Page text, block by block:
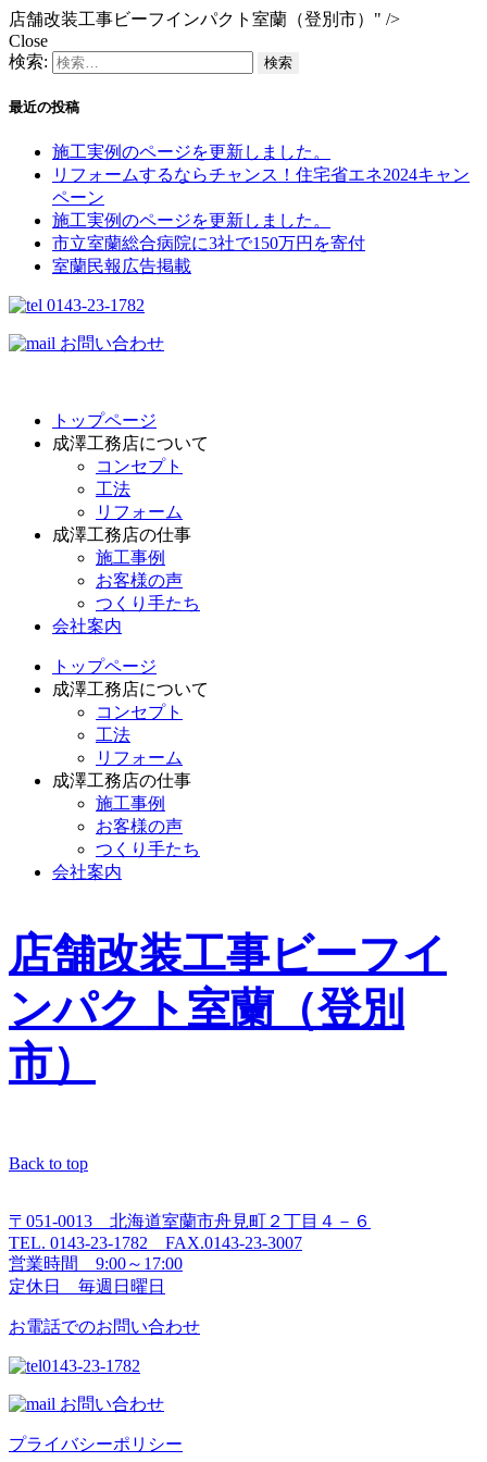
店舗改装工事ビーフインパクト室蘭（登別市）" />
Close
検索:
最近の投稿
施工実例のページを更新しました。
リフォームするならチャンス！住宅省エネ2024キャン
ペーン​
施工実例のページを更新しました。
市立室蘭総合病院に3社で150万円を寄付
室蘭民報広告掲載
0143-23-1782
お問い合わせ
トップページ
成澤工務店について
コンセプト
工法
リフォーム
成澤工務店の仕事
施工事例
お客様の声
つくり手たち
会社案内
トップページ
成澤工務店について
コンセプト
工法
リフォーム
成澤工務店の仕事
施工事例
お客様の声
つくり手たち
会社案内
店舗改装工事ビーフイ
ンパクト室蘭（登別
市）
Back to top
〒051-0013 北海道室蘭市舟見町２丁目４－６
TEL. 0143-23-1782 FAX.0143-23-3007
営業時間 9:00～17:00
定休日 毎週日曜日
お電話でのお問い合わせ
0143-23-1782
お問い合わせ
プライバシーポリシー